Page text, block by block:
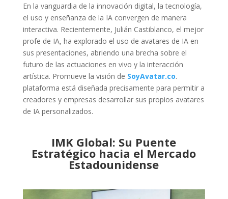
En la vanguardia de la innovación digital, la tecnología,
el uso y enseñanza de la IA convergen de manera
interactiva. Recientemente, Julián Castiblanco, el mejor
profe de IA, ha explorado el uso de avatares de IA en
sus presentaciones, abriendo una brecha sobre el
futuro de las actuaciones en vivo y la interacción
artística. Promueve la visión de SoyAvatar.co.
plataforma está diseñada precisamente para permitir a
creadores y empresas desarrollar sus propios avatares
de IA personalizados.
IMK Global: Su Puente
Estratégico hacia el Mercado
Estadounidense